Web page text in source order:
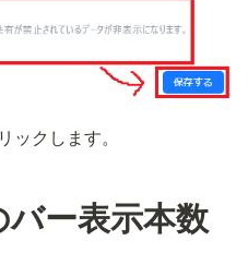
ックします。
ー表示本数